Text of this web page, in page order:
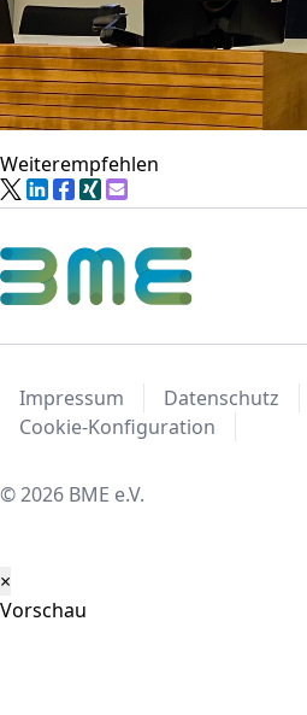
Weiterempfehlen
Impressum Datenschutz
Cookie-Konfiguration
© 2026 BME e.V.
×
Vorschau